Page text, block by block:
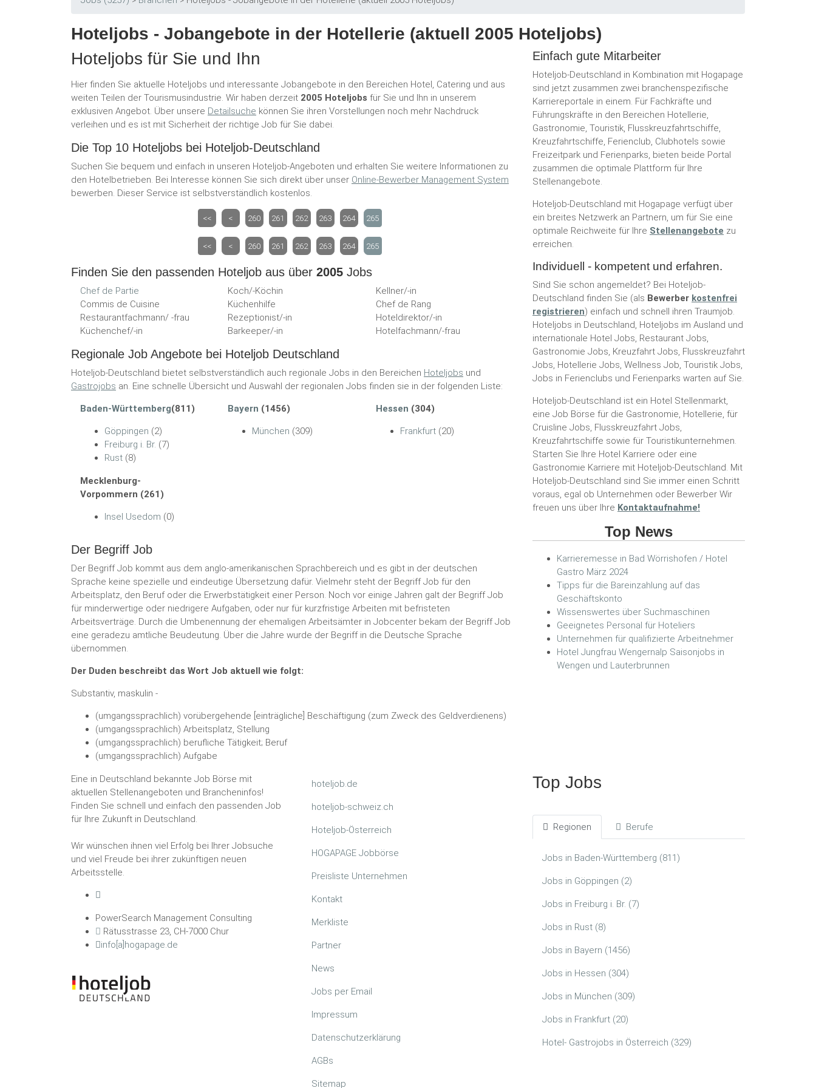
Hoteljobs - Jobangebote in der Hotellerie (aktuell 2005 Hoteljobs)
Hoteljobs für Sie und Ihn
Hier finden Sie aktuelle Hoteljobs und interessante Jobangebote in den Bereichen Hotel, Catering und aus
weiten Teilen der Tourismusindustrie. Wir haben derzeit 2005 Hoteljobs für Sie und Ihn in unserem
exklusiven Angebot. Über unsere Detailsuche können Sie ihren Vorstellungen noch mehr Nachdruck
verleihen und es ist mit Sicherheit der richtige Job für Sie dabei.
Die Top 10 Hoteljobs bei Hoteljob-Deutschland
Suchen Sie bequem und einfach in unseren Hoteljob-Angeboten und erhalten Sie weitere Informationen zu
den Hotelbetrieben. Bei Interesse können Sie sich direkt über unser Online-Bewerber Management System
bewerben. Dieser Service ist selbstverständlich kostenlos.
<< < 260 261 262 263 264 265
<< < 260 261 262 263 264 265
Finden Sie den passenden Hoteljob aus über 2005 Jobs
Chef de Partie
Commis de Cuisine
Restaurantfachmann/ -frau
Küchenchef/-in
Koch/-Köchin
Küchenhilfe
Rezeptionist/-in
Barkeeper/-in
Kellner/-in
Chef de Rang
Hoteldirektor/-in
Hotelfachmann/-frau
Regionale Job Angebote bei Hoteljob Deutschland
Hoteljob-Deutschland bietet selbstverständlich auch regionale Jobs in den Bereichen Hoteljobs und
Gastrojobs an. Eine schnelle Übersicht und Auswahl der regionalen Jobs finden sie in der folgenden Liste:
Baden-Württemberg(811)
Göppingen (2)
Freiburg i. Br. (7)
Rust (8)
Mecklenburg-
Vorpommern (261)
Insel Usedom (0)
Bayern (1456)
München (309)
Hessen (304)
Frankfurt(20)
Der Begriff Job
Der Begriff Job kommt aus dem anglo-amerikanischen Sprachbereich und es gibt in der deutschen
Sprache keine spezielle und eindeutige Übersetzung dafür. Vielmehr steht der Begriff Job für den
Arbeitsplatz, den Beruf oder die Erwerbstätigkeit einer Person. Noch vor einige Jahren galt der Begriff Job
für minderwertige oder niedrigere Aufgaben, oder nur für kurzfristige Arbeiten mit befristeten
Arbeitsverträge. Durch die Umbenennung der ehemaligen Arbeitsämter in Jobcenter bekam der Begriff Job
eine geradezu amtliche Beudeutung. Über die Jahre wurde der Begriff in die Deutsche Sprache
übernommen.
Der Duden beschreibt das Wort Job aktuell wie folgt:
Substantiv, maskulin -
(umgangssprachlich) vorübergehende [einträgliche] Beschäftigung (zum Zweck des Geldverdienens)
(umgangssprachlich) Arbeitsplatz, Stellung
(umgangssprachlich) berufliche Tätigkeit; Beruf
(umgangssprachlich) Aufgabe
Einfach gute Mitarbeiter
Hoteljob-Deutschland in Kombination mit Hogapage
sind jetzt zusammen zwei branchenspezifische
Karriereportale in einem. Für Fachkräfte und
Führungskräfte in den Bereichen Hotellerie,
Gastronomie, Touristik, Flusskreuzfahrtschiffe,
Kreuzfahrtschiffe, Ferienclub, Clubhotels sowie
Freizeitpark und Ferienparks, bieten beide Portal
zusammen die optimale Plattform für Ihre
Stellenangebote.
Hoteljob-Deutschland mit Hogapage verfügt über
ein breites Netzwerk an Partnern, um für Sie eine
optimale Reichweite für Ihre Stellenangebote zu
erreichen.
Individuell - kompetent und erfahren.
Sind Sie schon angemeldet? Bei Hoteljob-
Deutschland finden Sie (als Bewerber kostenfrei
registrieren) einfach und schnell ihren Traumjob.
Hoteljobs in Deutschland, Hoteljobs im Ausland und
internationale Hotel Jobs, Restaurant Jobs,
Gastronomie Jobs, Kreuzfahrt Jobs, Flusskreuzfahrt
Jobs, Hotellerie Jobs, Wellness Job, Touristik Jobs,
Jobs in Ferienclubs und Ferienparks warten auf Sie.
Hoteljob-Deutschland ist ein Hotel Stellenmarkt,
eine Job Börse für die Gastronomie, Hotellerie, für
Cruisline Jobs, Flusskreuzfahrt Jobs,
Kreuzfahrtschiffe sowie für Touristikunternehmen.
Starten Sie Ihre Hotel Karriere oder eine
Gastronomie Karriere mit Hoteljob-Deutschland. Mit
Hoteljob-Deutschland sind Sie immer einen Schritt
voraus, egal ob Unternehmen oder Bewerber Wir
freuen uns über Ihre Kontaktaufnahme!
Top News
Karrieremesse in Bad Wörrishofen / Hotel
Gastro März 2024
Tipps für die Bareinzahlung auf das
Geschäftskonto
Wissenswertes über Suchmaschinen
Geeignetes Personal für Hoteliers
Unternehmen für qualifizierte Arbeitnehmer
Hotel Jungfrau Wengernalp Saisonjobs in
Wengen und Lauterbrunnen
Eine in Deutschland bekannte Job Börse mit
aktuellen Stellenangeboten und Brancheninfos!
Finden Sie schnell und einfach den passenden Job
für Ihre Zukunft in Deutschland.
Wir wünschen ihnen viel Erfolg bei Ihrer Jobsuche
und viel Freude bei ihrer zukünftigen neuen
Arbeitsstelle.
PowerSearch Management Consulting
Rätusstrasse 23, CH-7000 Chur
info[a]hogapage.de
hoteljob.de
hoteljob-schweiz.ch
Hoteljob-Österreich
HOGAPAGE Jobbörse
Preisliste Unternehmen
Kontakt
Merkliste
Partner
News
Jobs per Email
Impressum
Datenschutzerklärung
AGBs
Sitemap
Top Jobs
Regionen Berufe
Jobs in Baden-Württemberg (811)
Jobs in Göppingen (2)
Jobs in Freiburg i. Br. (7)
Jobs in Rust (8)
Jobs in Bayern (1456)
Jobs in Hessen (304)
Jobs in München (309)
Jobs in Frankfurt (20)
Hotel- Gastrojobs in Österreich (329)